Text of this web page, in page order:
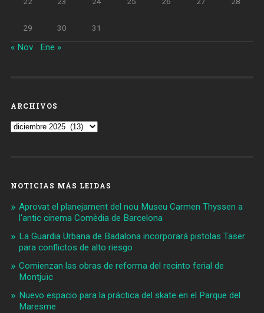
29 30 31
« Nov Ene »
ARCHIVOS
Archivos
NOTICIAS MÁS LEIDAS
Aprovat el planejament del nou Museu Carmen Thyssen a
l'antic cinema Comèdia de Barcelona
La Guardia Urbana de Badalona incorporará pistolas Taser
para conflictos de alto riesgo
Comienzan las obras de reforma del recinto ferial de
Montjuïc
Nuevo espacio para la práctica del skate en el Parque del
Maresme